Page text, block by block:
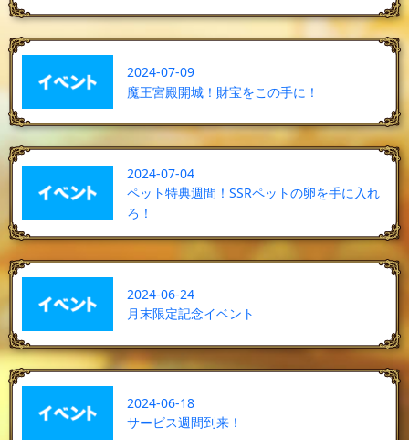
2024-07-09
魔王宮殿開城！財宝をこの手に！
2024-07-04
ペット特典週間！SSRペットの卵を手に入れ
ろ！
2024-06-24
月末限定記念イベント
2024-06-18
サービス週間到来！